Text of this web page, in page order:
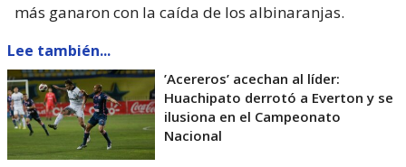
más ganaron con la caída de los albinaranjas.
Lee también...
’Acereros’ acechan al líder:
Huachipato derrotó a Everton y se
ilusiona en el Campeonato
Nacional